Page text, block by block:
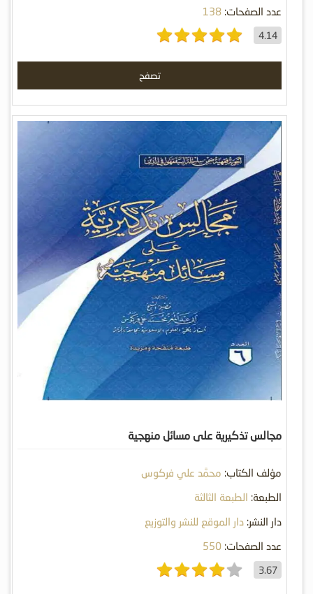
عدد الصفحات: 138
4.14
تصفح
مجالس تذكيرية على مسائل منهجية
مؤلف الكتاب: محمَّد علي فركوس
الطبعة: الطبعة الثالثة
دار النشر: دار الموقع للنشر والتوزيع
عدد الصفحات: 550
3.67